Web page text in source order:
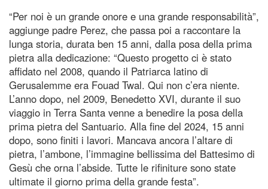
“Per noi è un grande onore e una grande responsabilità”,
aggiunge padre Perez, che passa poi a raccontare la
lunga storia, durata ben 15 anni, dalla posa della prima
pietra alla dedicazione: “Questo progetto ci è stato
affidato nel 2008, quando il Patriarca latino di
Gerusalemme era Fouad Twal. Qui non c’era niente.
L’anno dopo, nel 2009, Benedetto XVI, durante il suo
viaggio in Terra Santa venne a benedire la posa della
prima pietra del Santuario. Alla fine del 2024, 15 anni
dopo, sono finiti i lavori. Mancava ancora l’altare di
pietra, l’ambone, l’immagine bellissima del Battesimo di
Gesù che orna l’abside. Tutte le rifiniture sono state
ultimate il giorno prima della grande festa”.